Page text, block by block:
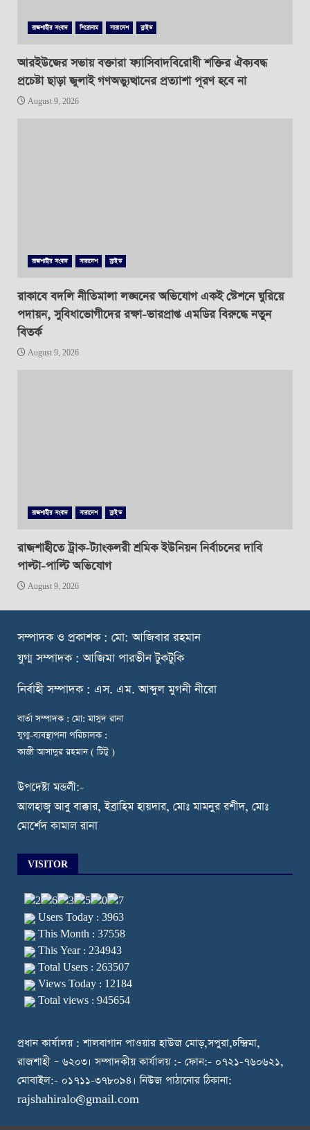
রাজশাহীর সংবাদ শিরোনাম সারাদেশ স্লাইড
আরইউজের সভায় বক্তারা ফ্যাসিবাদবিরোধী শক্তির ঐক্যবদ্ধ
প্রচেষ্টা ছাড়া জুলাই গণঅভ্যুত্থানের প্রত্যাশা পূরণ হবে না
August 9, 2026
রাজশাহীর সংবাদ সারাদেশ স্লাইড
রাকাবে বদলি নীতিমালা লঙ্ঘনের অভিযোগ একই স্টেশনে ঘুরিয়ে
পদায়ন, সুবিধাভোগীদের রক্ষা-ভারপ্রাপ্ত এমডির বিরুদ্ধে নতুন
বিতর্ক
August 9, 2026
রাজশাহীর সংবাদ সারাদেশ স্লাইড
রাজশাহীতে ট্রাক-ট্যাংকলরী শ্রমিক ইউনিয়ন নির্বাচনের দাবি
পাল্টা-পাল্টি অভিযোগ
August 9, 2026
সম্পাদক ও প্রকাশক : মো: আজিবার রহমান
যুগ্ম সম্পাদক : আজিমা পারভীন টুকটুকি
নির্বাহী সম্পাদক : এস. এম. আব্দুল মুগনী নীরো
বার্তা সম্পাদক : মো: মাসুদ রানা
যুগ্ম-ব্যবস্থাপনা পরিচালক :
কাজী আসাদুর রহমান ( টিটু )
উপদেষ্টা মন্ডলী:-
আলহাজ্ব আবু বাক্কার, ইব্রাহিম হায়দার, মোঃ মামনুর রশীদ, মোঃ
মোর্শেদ কামাল রানা
VISITOR
Users Today : 3963
This Month : 37558
This Year : 234943
Total Users : 263507
Views Today : 12184
Total views : 945654
প্রধান কার্যালয় : শালবাগান পাওয়ার হাউজ মোড়,সপুরা,চন্দ্রিমা,
রাজশাহী – ৬২০৩। সম্পাদকীয় কার্যালয় :- ফোন:- ০৭২১-৭৬০৬২১,
মোবাইল:- ০১৭১১-৩৭৮০৯৪। নিউজ পাঠানোর ঠিকানা:
rajshahiralo@gmail.com